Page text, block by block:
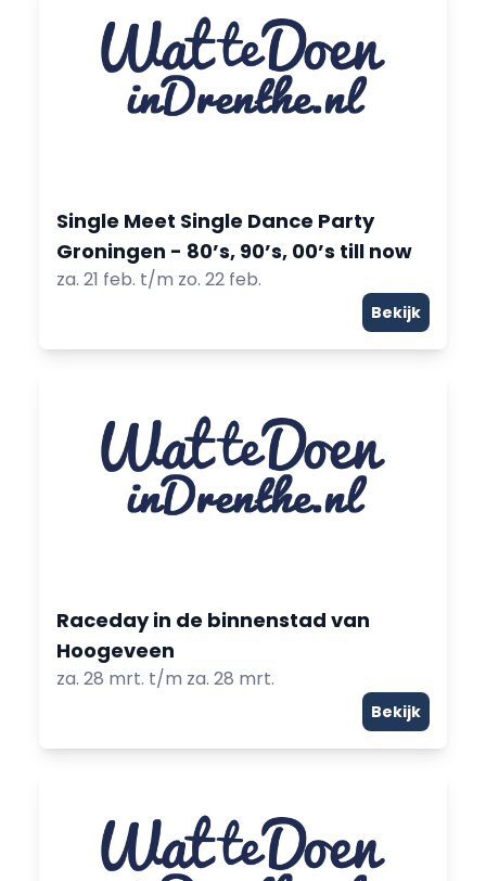
Single Meet Single Dance Party
Groningen - 80’s, 90’s, 00’s till now
za. 21 feb. t/m zo. 22 feb.
Bekijk
Raceday in de binnenstad van
Hoogeveen
za. 28 mrt. t/m za. 28 mrt.
Bekijk